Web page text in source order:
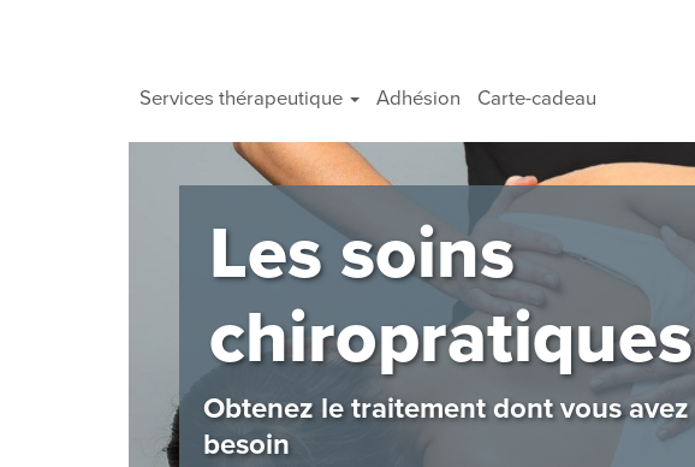
Services thérapeutique Adhésion Carte-cadeau
Les soins
chiropratiques
Obtenez le traitement dont vous avez
besoin